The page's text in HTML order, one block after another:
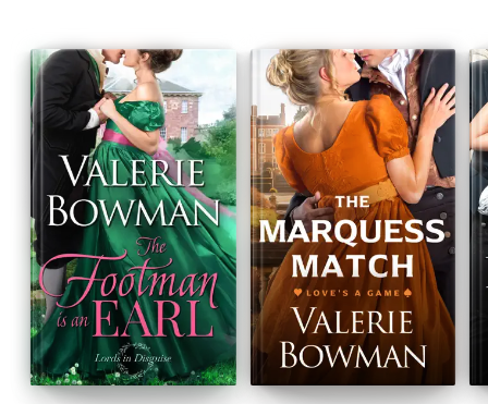
te desparți!” Kirkus Reviews